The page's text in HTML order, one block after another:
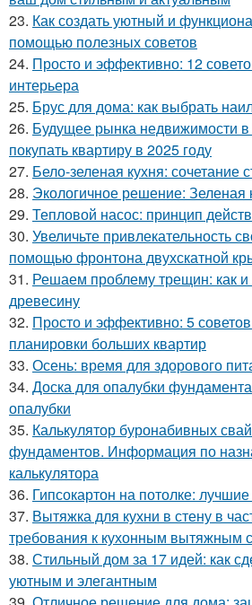
23. Как создать уютный и
помощью полезных советов
24. Просто и эффективно: 12
интерьера
25. Брус для дома: как выбрать
26. Будущее рынка недвижимости в
покупать квартиру в 2025 году
27. Бело-зеленая кухня: сочетание
28. Экологичное решение: Зеленая
29. Тепловой насос: принцип
30. Увеличьте привлекательность
помощью фронтона двухскатной
31. Решаем проблему трещин: как
древесину
32. Просто и эффективно: 5
планировки больших квартир
33. Осень: время для здорового
34. Доска для опалубки
опалубки
35. Калькулятор буронабивных
фундаментов. Информация по
калькулятора
36. Гипсокартон на потолке:
37. Вытяжка для кухни в стену в
требования к кухонным вытяжным
38. Стильный дом за 17 идей: как
уютным и элегантным